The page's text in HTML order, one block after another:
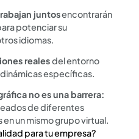
juntosencontrarán
potenciar su
idiomas.
realesdel entorno
específicas.
no es una barrera:
de diferentes
en un mismo grupo virtual.
para tu empresa?